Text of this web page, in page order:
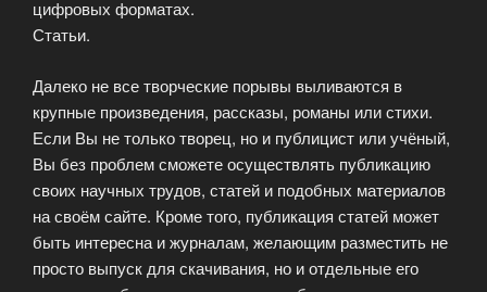
цифровых форматах.
Статьи.
Далеко не все творческие порывы выливаются в
крупные произведения, рассказы, романы или стихи.
Если Вы не только творец, но и публицист или учёный,
Вы без проблем сможете осуществлять публикацию
своих научных трудов, статей и подобных материалов
на своём сайте. Кроме того, публикация статей может
быть интересна и журналам, желающим разместить не
просто выпуск для скачивания, но и отдельные его